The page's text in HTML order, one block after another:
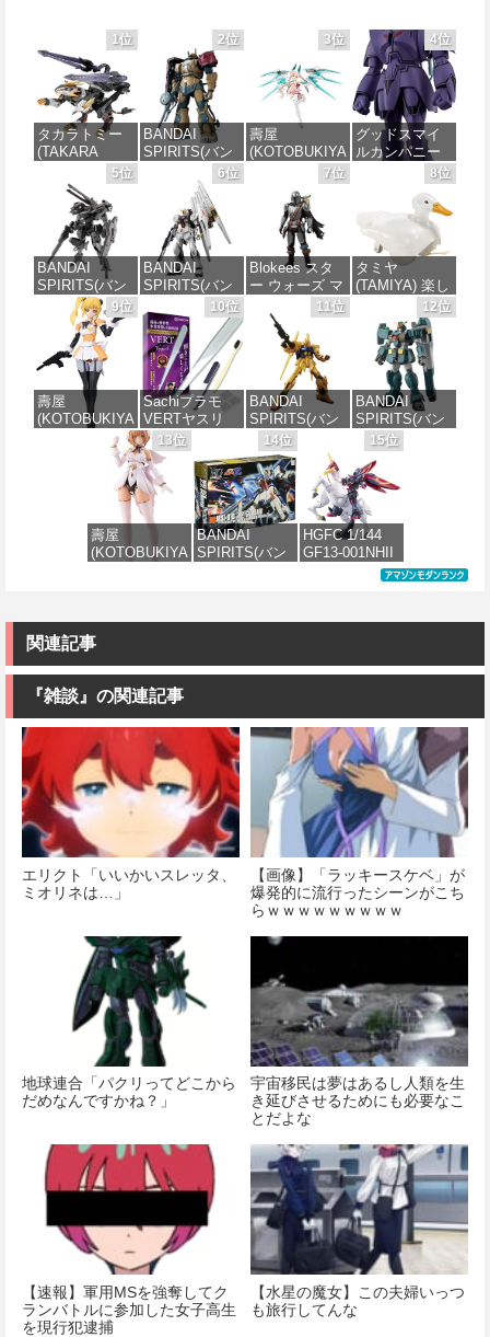
1位
タカラトミー
(TAKARA
SPARK
REALIZE
MODEL リアラ
イズモデル
ZOIDS ゾイド
RMZ-025 ライ
ガーゼロファ
ルコン (ZBF)
色分け済み プ
ラキット
価格：¥8,335
2位
BANDAI
SPIRITS(バン
ダイスピリッ
ツ) HG 機動戦
士ガンダム 復
讐のレクイエ
ム ザクⅡ F型
ソラリ機 (復讐
のレクイエム)
1/144スケール
色分け済みプ
ラモデル
価格：¥2,700
3位
壽屋
(KOTOBUKIYA
) メガミデバイ
ス デザイアメ
イデン レイダ
ー シュガーグ
レイズ 全高約
180mm 1/1ス
ケール プラモ
デル
価格：¥6,239
4位
グッドスマイ
ルカンパニー
MODEROID マ
ノン・ガーデ
ィアン 組み立
て式プラモデ
ル ノンスケー
ル 全高約
170mm
価格：¥7,656
5位
BANDAI
SPIRITS(バン
ダイ スピリッ
ツ) 30MM
xEXM-000 ゼ
ノヴァルト
1/144スケール
色分け済みプ
ラモデル
価格：¥2,813
6位
BANDAI
SPIRITS(バン
ダイ スピリッ
ツ) RG 機動戦
士ガンダム 逆
襲のシャア νガ
ンダム 1/144ス
ケール 色分け
済みプラモデ
ル
価格：¥4,848
7位
Blokees スタ
ー ウォーズ マ
ンダロリアン&
グローグー
CC05 ディン
ジャリン&グロ
ーグー ABS樹
脂&PVC製 組
み立て式プラ
スチックモデ
価格：¥4,475
8位
タミヤ
(TAMIYA) 楽し
い工作シリー
ズ No.257 歩い
て泳ぐアヒル
工作セット
70257
価格：¥2,189
9位
壽屋
(KOTOBUKIYA
) 無限邂逅メガ
ロマリア スタ
140mm ノンス
ケール プラモ
価格：¥8,566
10位
Sachiプラモ
VERTヤスリ
Type-S 【プロ
モデラー共同
開発】 超極細
ガラスヤスリ
５点セット ガ
ンプラ プラモ
デル ゲート処
理 模型 フィギ
11位
BANDAI
SPIRITS(バン
ダイ スピリッ
ツ) HGUC 200
機動戦士Zガン
ダム 百式
1/144スケール
色分け済みプ
ラモデル
12位
BANDAI
SPIRITS(バン
ダイ スピリッ
ツ) HG 機動新
世紀ガンダムX
ガンダムレオ
パルド 1/144ス
ケール 色分け
済みプラモデ
ル
13位
壽屋
(KOTOBUKIYA
Ver.〈ファース
トエンゲージ
160mm ノンス
ケール プラモ
デル
価格：¥4,950
14位
BANDAI
SPIRITS(バン
ダム （機動戦
15位
HGFC 1/144
GF13-001NHII
マスターガン
ガンダム)
関連記事
『雑談』の関連記事
エリクト「いいかいスレッタ、
ミオリネは…」
【画像】「ラッキースケベ」が
爆発的に流行ったシーンがこち
らｗｗｗｗｗｗｗｗｗ
地球連合「パクリってどこから
だめなんですかね？」
宇宙移民は夢はあるし人類を生
き延びさせるためにも必要なこ
とだよな
【速報】軍用MSを強奪してク
ランバトルに参加した女子高生
を現行犯逮捕
【水星の魔女】この夫婦いっつ
も旅行してんな